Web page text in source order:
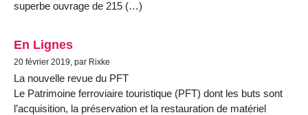
superbe ouvrage de 215 (…)
En Lignes
20 février 2019, par Rixke
La nouvelle revue du PFT
Le Patrimoine ferroviaire touristique (PFT) dont les buts sont
l’acquisition, la préservation et la restauration de matériel